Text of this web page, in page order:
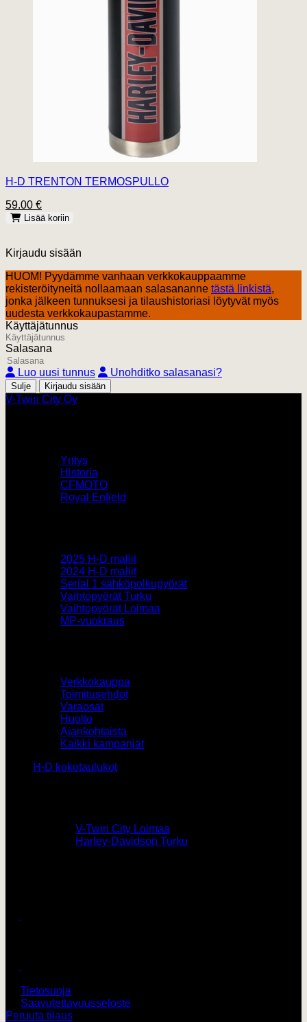
H-D TRENTON TERMOSPULLO
59.00 €
Lisää koriin
Kirjaudu sisään
HUOM! Pyydämme vanhaan verkkokauppaamme
rekisteröityneitä nollaamaan salasananne tästä linkistä,
jonka jälkeen tunnuksesi ja tilaushistoriasi löytyvät myös
uudesta verkkokaupastamme.
Käyttäjätunnus
Salasana
Luo uusi tunnus Unohditko salasanasi?
Sulje
V-Twin City Oy
Yritys
Historia
CFMOTO
Royal Enfield
2025 H-D mallit
2024 H-D mallit
Serial 1 sähköpolkupyörät
Vaihtopyörät Turku
Vaihtopyörät Loimaa
MP-vuokraus
Verkkokauppa
Toimitusehdot
Varaosat
Huolto
Ajankohtaista
Kaikki kampanjat
H-D kokotaulukot
V-Twin City Loimaa
Harley-Davidson Turku
Tietosuoja
Saavutettavuusseloste
Peruuta tilaus